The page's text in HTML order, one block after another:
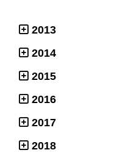
2013
2014
2015
2016
2017
2018